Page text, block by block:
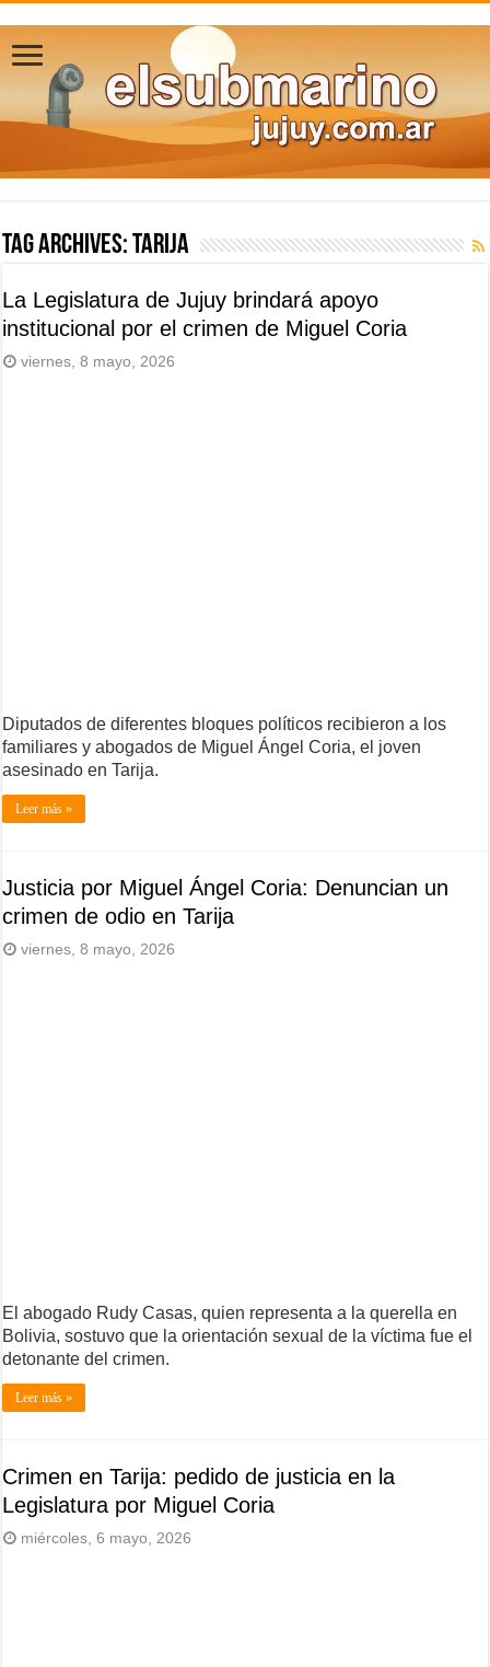
Tag Archives:Tarija
La Legislatura de Jujuy brindará apoyo
institucional por el crimen de Miguel Coria
viernes, 8 mayo, 2026
Diputados de diferentes bloques políticos recibieron a los
familiares y abogados de Miguel Ángel Coria, el joven
asesinado en Tarija.
Leer más »
Justicia por Miguel Ángel Coria: Denuncian un
crimen de odio en Tarija
viernes, 8 mayo, 2026
El abogado Rudy Casas, quien representa a la querella en
Bolivia, sostuvo que la orientación sexual de la víctima fue el
detonante del crimen.
Leer más »
Crimen en Tarija: pedido de justicia en la
Legislatura por Miguel Coria
miércoles, 6 mayo, 2026